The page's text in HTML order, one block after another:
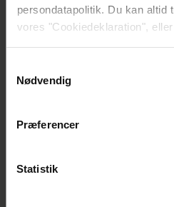
persondatapolitik. Du kan
vores "Cookiedeklaration",
Vi anvender egne cookies og
generere statistik og huske
Nødvendig
Præferencer
Statistik
Melvin Kakooza
vækker opsigt i nyt
Kendt dansk influencer